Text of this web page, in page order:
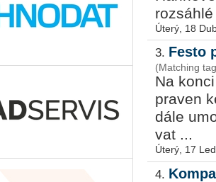
Úterý, 18
3. Festo
(Matching
Na
pra­ven
dá­le
vat ...
Úterý, 17
4.